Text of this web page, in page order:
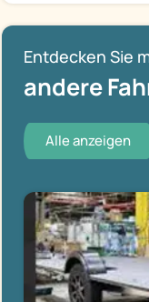
Entdecken Sie
andere
Alle anzeigen